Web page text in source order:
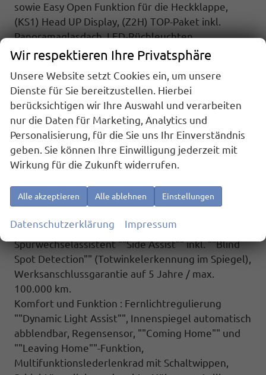
sowie Easy Open Funktion für die Heckklappe,
(KS1) Head UP Display, (Z2H) TOP-Paket inkl.
Panoramaglasdach, LED-Rüchleuchten
abgedunkelt.
Schriftzug an Fahrzeugseite, Fahrzeugheck und im
Fahrzeuginnenraum, Fahrzeug 8-fach-bereift,
Leichtmetallräder 7,5J x 18 (Sport Edition Design
TN28, schwarz glanzgedreht) mit Sommerreifen
235 50 R18, Alufelgen 7Jx17 ""Dundrod"" schwarz
mit Winterreifen (M+S Kennung inkl. Schneeflocke
/ Allwetterreifen), 3-Zonen Klimaanlage ""Air Care
Climatronic"" mit Bedienteil im Fahrgastraum,
IQ.Light - LED-Matrix-Scheinwerfer mit LED-
Spurhalteassistent ""Lane Assist"",
Spurwechselassistent ""Side Assist"" inkl. ""Blind
Spot Detection"" (Totwinkelerkennung im Spiegel),
Werksanschlussgarantie auf 5 Jahre / max.
100.000 km.
Komfort und Funktion : Fernlichtregulierung
""Dynamic Light Assist"", Innenspiegel automatisch
abblendbar, Regensensor, ""Coming Home"" und
""Leaving Home""-Funktion,
Multifunktionslederlenkrad mit Schaltwippen,
Wir respektieren Ihre Privatsphäre
Unsere Website setzt Cookies ein, um unsere
Dienste für Sie bereitzustellen. Hierbei
berücksichtigen wir Ihre Auswahl und verarbeiten
nur die Daten für Marketing, Analytics und
Personalisierung, für die Sie uns Ihr Einverständnis
geben. Sie können Ihre Einwilligung jederzeit mit
Wirkung für die Zukunft widerrufen.
Alle akzeptieren Alle ablehnen Einstellungen
Datenschutzerklärung Impressum